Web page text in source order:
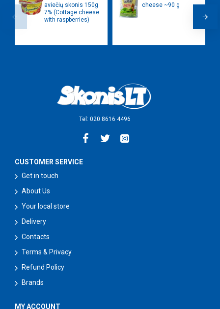
aviečių skonis 150g
7% (Cottage cheese
with raspberries)
cheese ~90 g
Tel: 020 8616 4496
CUSTOMER SERVICE
Get in touch
About Us
Your local store
Delivery
Contacts
Terms & Privacy
Refund Policy
Brands
MY ACCOUNT